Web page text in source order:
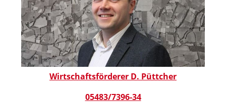
Wirtschaftsförderer D. Püttcher
05483/7396-34